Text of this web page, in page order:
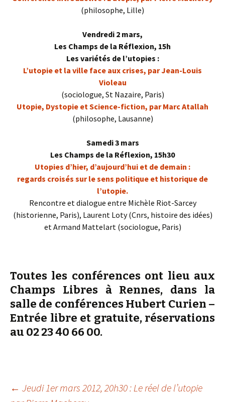
(philosophe, Lille)
Vendredi 2 mars,
Les Champs de la Réflexion, 15h
Les variétés de l’utopies :
L’utopie et la ville face aux crises, par Jean-Louis
Violeau
(sociologue, St Nazaire, Paris)
Utopie, Dystopie et Science-fiction, par Marc Atallah
(philosophe, Lausanne)
Samedi 3 mars
Les Champs de la Réflexion, 15h30
Utopies d’hier, d’aujourd’hui et de demain :
regards croisés sur le sens politique et historique de
l’utopie.
Rencontre et dialogue entre Michèle Riot-Sarcey
(historienne, Paris), Laurent Loty (Cnrs, histoire des idées)
et Armand Mattelart (sociologue, Paris)
Toutes les conférences ont lieu aux
Champs Libres à Rennes, dans la
salle de conférences Hubert Curien –
Entrée libre et gratuite, réservations
au 02 23 40 66 00.
Navigation
← Jeudi 1er mars 2012, 20h30 : Le réel de l’utopie